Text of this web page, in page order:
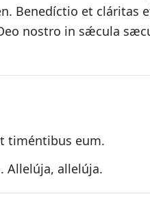
Benedíctio et cláritas
nostro in sǽcula
timéntibus eum.
Allelúja, allelúja.